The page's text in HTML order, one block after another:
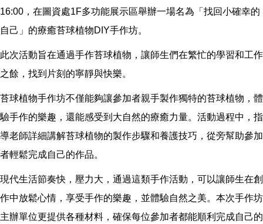
16:00，在圖資處1F多功能展示區舉辦一場名為「找回小確幸的
自己」的療癒苔球植物DIY手作坊。
此次活動旨在通過手作苔球植物，讓師生們在繁忙的學習和工作
之餘，找到片刻的寧靜與快樂。
苔球植物手作坊不僅能夠讓參加者親手製作獨特的苔球植物，體
驗手作的樂趣，還能感受到大自然的療癒力量。活動過程中，指
導老師詳細講解苔球植物的製作步驟和養護技巧，從旁幫助參加
者輕鬆完成自己的作品。
現代生活節奏快，壓力大，通過這類手作活動，可以讓師生在創
作中放鬆心情，享受手作的樂趣，並體驗自然之美。本次手作坊
主辦單位更提供各種材料，確保每位參加者都能順利完成自己的